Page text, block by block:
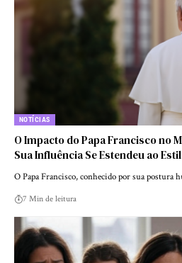
NOTÍCIAS
O Impacto do Papa Francisco no
Sua Influência Se Estendeu ao
O Papa Francisco, conhecido por sua postura
7 Min de leitura